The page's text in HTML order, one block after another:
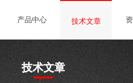
产品中心 技术文章
技术文章